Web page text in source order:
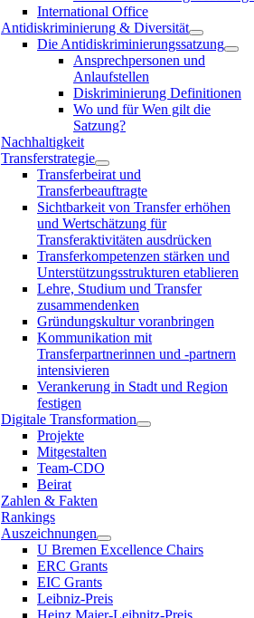
International Office
Antidiskriminierung & Diversität
Die Antidiskriminierungssatzung
Ansprechpersonen und
Anlaufstellen
Diskriminierung Definitionen
Wo und für Wen gilt die
Satzung?
Nachhaltigkeit
Transferstrategie
Transferbeirat und
Transferbeauftragte
Sichtbarkeit von Transfer erhöhen
und Wertschätzung für
Transferaktivitäten ausdrücken
Transferkompetenzen stärken und
Unterstützungsstrukturen etablieren
Lehre, Studium und Transfer
zusammendenken
Gründungskultur voranbringen
Kommunikation mit
Transferpartnerinnen und -partnern
intensivieren
Verankerung in Stadt und Region
festigen
Digitale Transformation
Projekte
Mitgestalten
Team-CDO
Beirat
Zahlen & Fakten
Rankings
Auszeichnungen
U Bremen Excellence Chairs
ERC Grants
EIC Grants
Leibniz-Preis
Heinz Maier-Leibnitz-Preis